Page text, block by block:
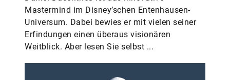
Mastermind im Disney’schen Entenhausen-
Universum. Dabei bewies er mit vielen seiner
Erfindungen einen überaus visionären
Weitblick. Aber lesen Sie selbst ...